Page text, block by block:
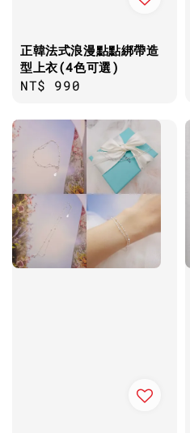
正韓法式浪漫點點綁帶造
型上衣(4色可選)
Regular
NT$ 990